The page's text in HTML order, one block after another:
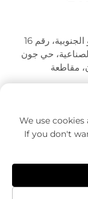
Add: الرقم 601-2، المبنى 13، حديقة شيو يو الجنوبية، رقم 16
حي جون
مقاطعة
We use
If you don't